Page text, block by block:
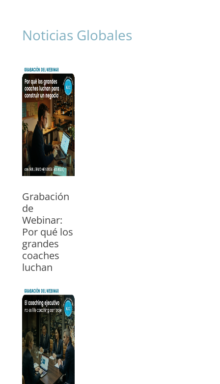
Noticias Globales
Grabación
de
Webinar:
Por qué los
grandes
coaches
luchan
construir
un negocio
18/05/2026
Vea el webinar
con Guillermo
Mendoza,
trainer ICC para
EE.UU y México.